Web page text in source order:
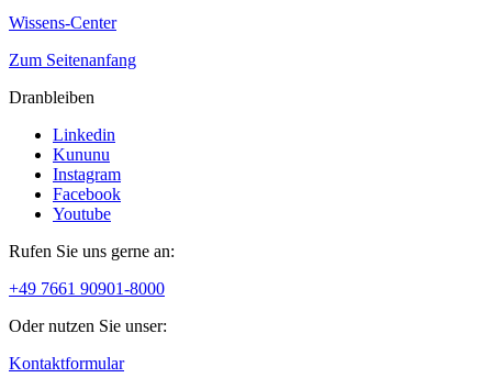
Wissens-Center
Zum Seitenanfang
Dranbleiben
Linkedin
Kununu
Instagram
Facebook
Youtube
Rufen Sie uns gerne an:
+49 7661 90901-8000
Oder nutzen Sie unser:
Kontaktformular